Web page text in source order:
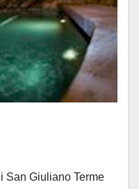
San Giuliano Terme